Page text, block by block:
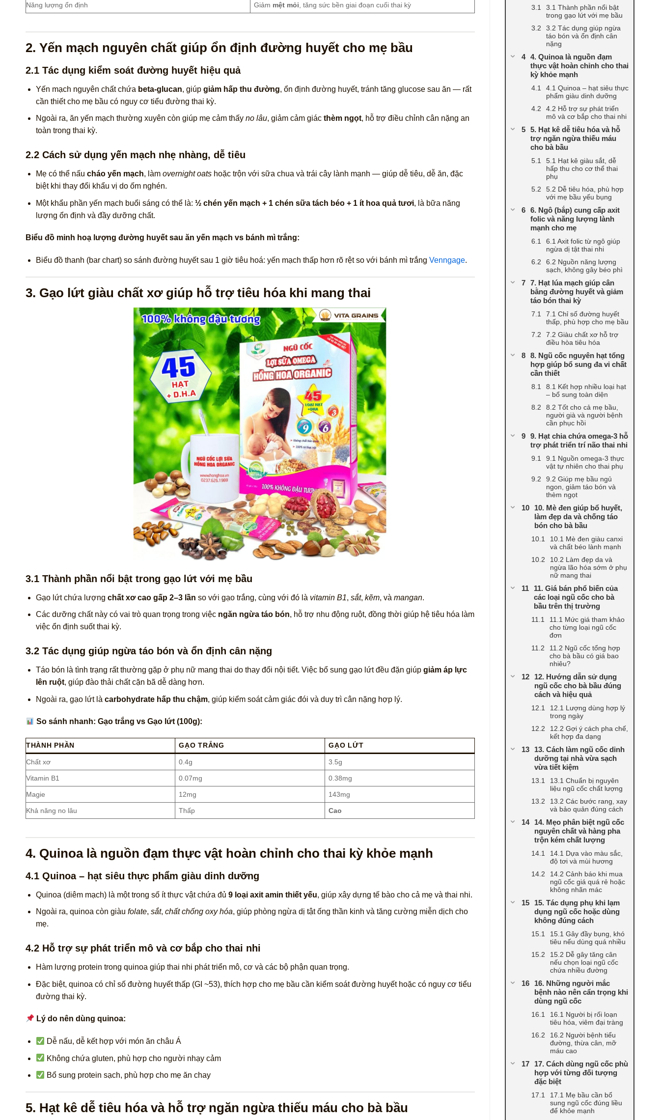
Năng lượng ổn định Giảm mệt mỏi , tăng sức bền giai đoạn cuối thai kỳ
2. Yến mạch nguyên chất giúp ổn định đường huyết cho mẹ bầu
2.1 Tác dụng kiểm soát đường huyết hiệu quả
Yến mạch nguyên chất chứa beta‑glucan, giúp giảm hấp thu đường, ổn định đường huyết, tránh tăng glucose sau ăn — rất
cần thiết cho mẹ bầu có nguy cơ tiểu đường thai kỳ.
Ngoài ra, ăn yến mạch thường xuyên còn giúp mẹ cảm thấy no lâu, giảm cảm giác thèm ngọt, hỗ trợ điều chỉnh cân nặng an
toàn trong thai kỳ.
2.2 Cách sử dụng yến mạch nhẹ nhàng, dễ tiêu
Mẹ có thể nấu cháo yến mạch, làm overnight oatshoặc trộn với sữa chua và trái cây lành mạnh — giúp dễ tiêu, dễ ăn, đặc
biệt khi thay đổi khẩu vị do ốm nghén.
Một khẩu phần yến mạch buổi sáng có thể là: ½ chén yến mạch + 1 chén sữa tách béo + 1 ít hoa quả tươi, là bữa năng
lượng ổn định và đầy dưỡng chất.
Biểu đồ minh hoạ lượng đường huyết sau ăn yến mạch vs bánh mì trắng:
Biểu đồ thanh (bar chart) so sánh đường huyết sau 1 giờ tiêu hoá: yến mạch thấp hơn rõ rệt so với bánh mì trắng Venngage.
3. Gạo lứt giàu chất xơ giúp hỗ trợ tiêu hóa khi mang thai
3.1 Thành phần nổi bật trong gạo lứt với mẹ bầu
Gạo lứt chứa lượng chất xơ cao gấp 2–3 lần so với gạo trắng, cùng với đó là vitamin B1, sắt, kẽm, và mangan.
Các dưỡng chất này có vai trò quan trọng trong việc ngăn ngừa táo bón, hỗ trợ nhu động ruột, đồng thời giúp hệ tiêu hóa làm
việc ổn định suốt thai kỳ.
3.2 Tác dụng giúp ngừa táo bón và ổn định cân nặng
Táo bón là tình trạng rất thường gặp ở phụ nữ mang thai do thay đổi nội tiết. Việc bổ sung gạo lứt đều đặn giúp giảm áp lực
lên ruột, giúp đào thải chất cặn bã dễ dàng hơn.
Ngoài ra, gạo lứt là carbohydrate hấp thu chậm, giúp kiểm soát cảm giác đói và duy trì cân nặng hợp lý.
So sánh nhanh: Gạo trắng vs Gạo lứt (100g):
THÀNH PHẦN GẠO TRẮNG GẠO LỨT
Chất xơ 0.4g 3.5g
Vitamin B1 0.07mg 0.38mg
Magie 12mg 143mg
Khả năng no lâu Thấp Cao
4. Quinoa là nguồn đạm thực vật hoàn chỉnh cho thai kỳ khỏe mạnh
4.1 Quinoa – hạt siêu thực phẩm giàu dinh dưỡng
Quinoa (diêm mạch) là một trong số ít thực vật chứa đủ 9 loại axit amin thiết yếu, giúp xây dựng tế bào cho cả mẹ và thai nhi.
Ngoài ra, quinoa còn giàu folate, sắt, chất chống oxy hóa, giúp phòng ngừa dị tật ống thần kinh và tăng cường miễn dịch cho
mẹ.
4.2 Hỗ trợ sự phát triển mô và cơ bắp cho thai nhi
Hàm lượng protein trong quinoa giúp thai nhi phát triển mô, cơ và các bộ phận quan trọng.
Đặc biệt, quinoa có chỉ số đường huyết thấp (GI ~53), thích hợp cho mẹ bầu cần kiểm soát đường huyết hoặc có nguy cơ tiểu
đường thai kỳ.
Lý do nên dùng quinoa:
Dễ nấu, dễ kết hợp với món ăn châu Á
Không chứa gluten, phù hợp cho người nhạy cảm
Bổ sung protein sạch, phù hợp cho mẹ ăn chay
5. Hạt kê dễ tiêu hóa và hỗ trợ ngăn ngừa thiếu máu cho bà bầu
3.1 Thành phần nổi bật
trong gạo lứt với mẹ bầu
3.2 Tác dụng giúp ngừa
táo bón và ổn định cân
nặng
4. Quinoa là nguồn đạm
thực vật hoàn chỉnh cho thai
kỳ khỏe mạnh
4.1 Quinoa – hạt siêu thực
phẩm giàu dinh dưỡng
4.2 Hỗ trợ sự phát triển
mô và cơ bắp cho thai nhi
5. Hạt kê dễ tiêu hóa và hỗ
trợ ngăn ngừa thiếu máu
cho bà bầu
5.1 Hạt kê giàu sắt, dễ
hấp thu cho cơ thể thai
phụ
5.2 Dễ tiêu hóa, phù hợp
với mẹ bầu yếu bụng
6. Ngô (bắp) cung cấp axit
folic và năng lượng lành
mạnh cho mẹ
6.1 Axit folic từ ngô giúp
ngừa dị tật thai nhi
6.2 Nguồn năng lượng
sạch, không gây béo phì
7. Hạt lúa mạch giúp cân
bằng đường huyết và giảm
táo bón thai kỳ
7.1 Chỉ số đường huyết
thấp, phù hợp cho mẹ bầu
7.2 Giàu chất xơ hỗ trợ
điều hòa tiêu hóa
8. Ngũ cốc nguyên hạt tổng
hợp giúp bổ sung đa vi chất
cần thiết
8.1 Kết hợp nhiều loại hạt
– bổ sung toàn diện
8.2 Tốt cho cả mẹ bầu,
người già và người bệnh
cần phục hồi
9. Hạt chia chứa omega-3 hỗ
trợ phát triển trí não thai nhi
9.1 Nguồn omega-3 thực
vật tự nhiên cho thai phụ
9.2 Giúp mẹ bầu ngủ
ngon, giảm táo bón và
thèm ngọt
10. Mè đen giúp bổ huyết,
làm đẹp da và chống táo
bón cho bà bầu
10.1 Mè đen giàu canxi
và chất béo lành mạnh
10.2 Làm đẹp da và
ngừa lão hóa sớm ở phụ
nữ mang thai
11. Giá bán phổ biến của
các loại ngũ cốc cho bà
bầu trên thị trường
11.1 Mức giá tham khảo
cho từng loại ngũ cốc
đơn
11.2 Ngũ cốc tổng hợp
cho bà bầu có giá bao
nhiêu?
12. Hướng dẫn sử dụng
ngũ cốc cho bà bầu đúng
cách và hiệu quả
12.1 Lượng dùng hợp lý
trong ngày
12.2 Gợi ý cách pha chế,
kết hợp đa dạng
13. Cách làm ngũ cốc dinh
dưỡng tại nhà vừa sạch
vừa tiết kiệm
13.1 Chuẩn bị nguyên
liệu ngũ cốc chất lượng
13.2 Các bước rang, xay
và bảo quản đúng cách
14. Mẹo phân biệt ngũ cốc
nguyên chất và hàng pha
trộn kém chất lượng
14.1 Dựa vào màu sắc,
độ tơi và mùi hương
14.2 Cảnh báo khi mua
ngũ cốc giá quá rẻ hoặc
không nhãn mác
15. Tác dụng phụ khi lạm
dụng ngũ cốc hoặc dùng
không đúng cách
15.1 Gây đầy bụng, khó
tiêu nếu dùng quá nhiều
15.2 Dễ gây tăng cân
nếu chọn loại ngũ cốc
chứa nhiều đường
16. Những người mắc
bệnh nào nên cẩn trọng khi
dùng ngũ cốc
16.1 Người bị rối loạn
tiêu hóa, viêm đại tràng
16.2 Người bệnh tiểu
đường, thừa cân, mỡ
máu cao
17. Cách dùng ngũ cốc phù
hợp với từng đối tượng
đặc biệt
17.1 Mẹ bầu cần bổ
sung ngũ cốc đúng liều
để khỏe mạnh